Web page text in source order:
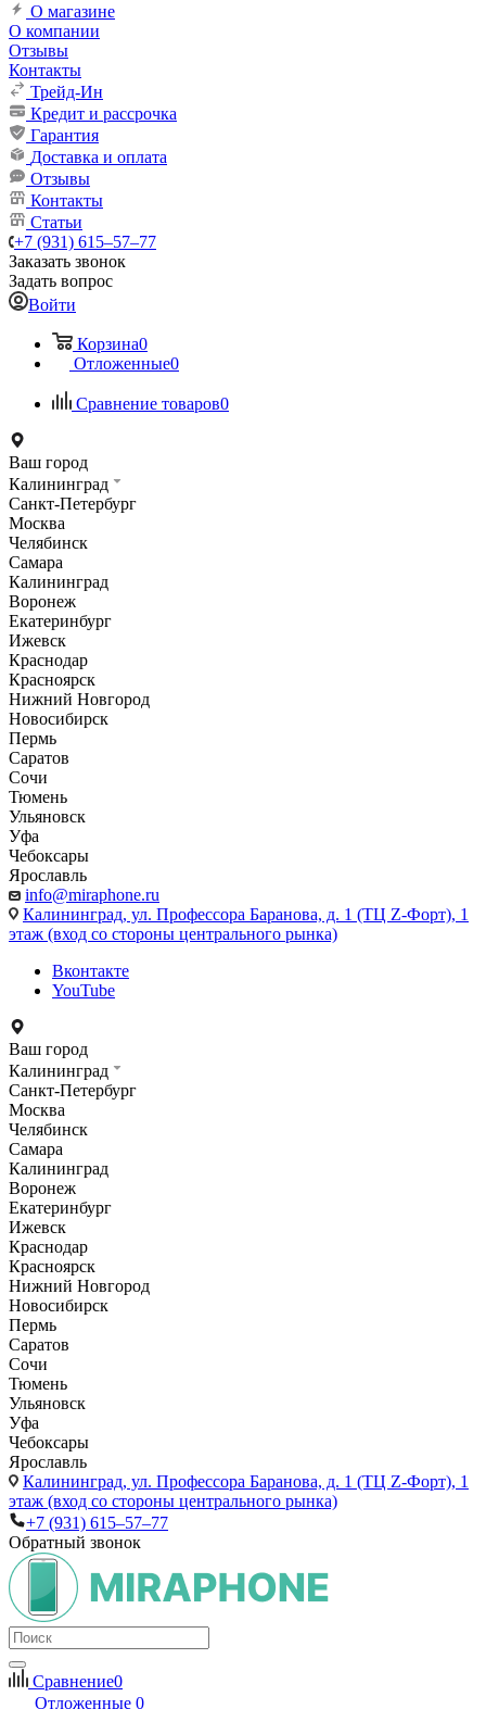
О магазине
О компании
Отзывы
Контакты
Трейд-Ин
Кредит и рассрочка
Гарантия
Доставка и оплата
Отзывы
Контакты
Статьи
+7 (931) 615‒57‒77
Заказать звонок
Задать вопрос
Войти
Корзина0
Отложенные0
Сравнение товаров0
Ваш город
Калининград
Санкт-Петербург
Москва
Челябинск
Самара
Калининград
Воронеж
Екатеринбург
Ижевск
Краснодар
Красноярск
Нижний Новгород
Новосибирск
Пермь
Саратов
Сочи
Тюмень
Ульяновск
Уфа
Чебоксары
Ярославль
info@miraphone.ru
Калининград, ул. Профессора Баранова, д. 1 (ТЦ Z-Форт), 1
этаж (вход со стороны центрального рынка)
Вконтакте
YouTube
Ваш город
Калининград
Санкт-Петербург
Москва
Челябинск
Самара
Калининград
Воронеж
Екатеринбург
Ижевск
Краснодар
Красноярск
Нижний Новгород
Новосибирск
Пермь
Саратов
Сочи
Тюмень
Ульяновск
Уфа
Чебоксары
Ярославль
Калининград, ул. Профессора Баранова, д. 1 (ТЦ Z-Форт), 1
этаж (вход со стороны центрального рынка)
+7 (931) 615‒57‒77
Обратный звонок
Сравнение0
Отложенные 0